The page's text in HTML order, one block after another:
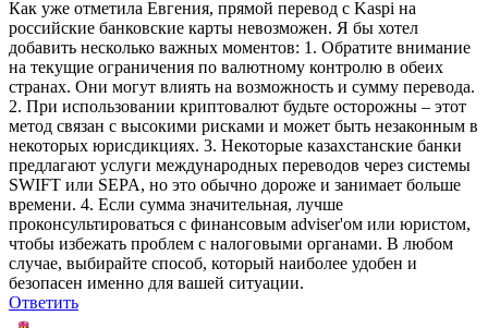
Как уже отметила Евгения, прямой перевод с Kaspi на
российские банковские карты невозможен. Я бы хотел
добавить несколько важных моментов: 1. Обратите внимание
на текущие ограничения по валютному контролю в обеих
странах. Они могут влиять на возможность и сумму перевода.
2. При использовании криптовалют будьте осторожны – этот
метод связан с высокими рисками и может быть незаконным в
некоторых юрисдикциях. 3. Некоторые казахстанские банки
предлагают услуги международных переводов через системы
SWIFT или SEPA, но это обычно дороже и занимает больше
времени. 4. Если сумма значительная, лучше
проконсультироваться с финансовым adviser'ом или юристом,
чтобы избежать проблем с налоговыми органами. В любом
случае, выбирайте способ, который наиболее удобен и
безопасен именно для вашей ситуации.
Ответить